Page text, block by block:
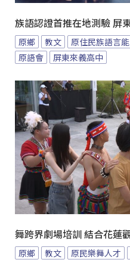
族語認證首推在地測驗 屏
原鄉 教文 原住民族語言
原語會
屏東來義高中
舞跨界劇場培訓 結合花蓮
原鄉 教文 原民樂舞人才